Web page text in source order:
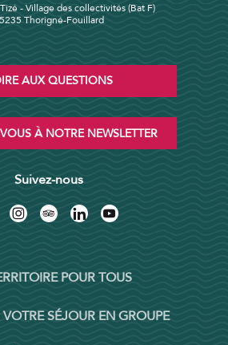
- Village des collectivités (Bat F)
Thorigné-Fouillard
AUX QUESTIONS
À NOTRE NEWSLETTER
Suivez-nous
POUR TOUS
VOTRE SÉJOUR EN GROUPE